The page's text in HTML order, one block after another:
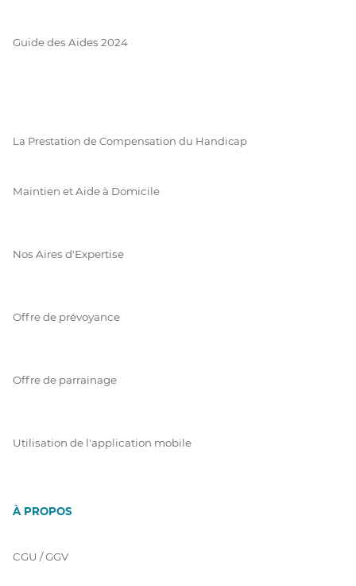
Guide des Aides 2024
La Prestation de Compensation du Handicap
Maintien et Aide à Domicile
Nos Aires d'Expertise
Offre de prévoyance
Offre de parrainage
Utilisation de l'application mobile
À PROPOS
CGU / GGV